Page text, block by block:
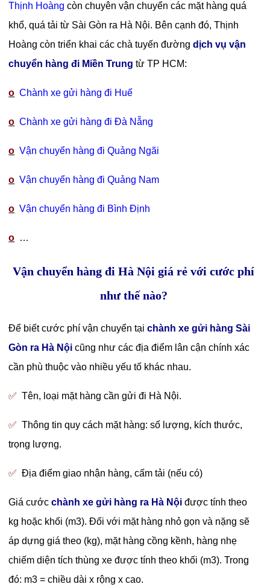
Thịnh Hoàng còn chuyên vận chuyển các mặt hàng quá
khổ, quá tải từ Sài Gòn ra Hà Nội. Bên cạnh đó, Thịnh
Hoàng còn triển khai các chà tuyến đườngdịch vụ vận
chuyển hàng đi Miền Trung từ TP HCM:
o Chành xe gửi hàng đi Huế
o Chành xe gửi hàng đi Đà Nẵng
o Vận chuyển hàng đi Quảng Ngãi
o Vận chuyển hàng đi Quảng Nam
o Vận chuyển hàng đi Bình Định
o …
Vận chuyển hàng đi Hà Nội giá rẻ với cước phí
như thế nào?
Để biết cước phí vận chuyển tạichành xe gửi hàng Sài
Gòn ra Hà Nội cũng như các địa điểm lân cận chính xác
cần phù thuộc vào nhiều yếu tố khác nhau.
✅Tên, loại mặt hàng cần gửi đi Hà Nội.
✅Thông tin quy cách mặt hàng: số lượng, kích thước,
trọng lượng.
✅Địa điểm giao nhận hàng, cấm tải (nếu có)
Giá cướcchành xe gửi hàng ra Hà Nội được tính theo
kg hoặc khối (m3). Đối với mặt hàng nhỏ gọn và nặng sẽ
áp dựng giá theo (kg), mặt hàng cồng kềnh, hàng nhẹ
chiếm diện tích thùng xe được tính theo khối (m3). Trong
đó: m3 = chiều dài x rộng x cao.